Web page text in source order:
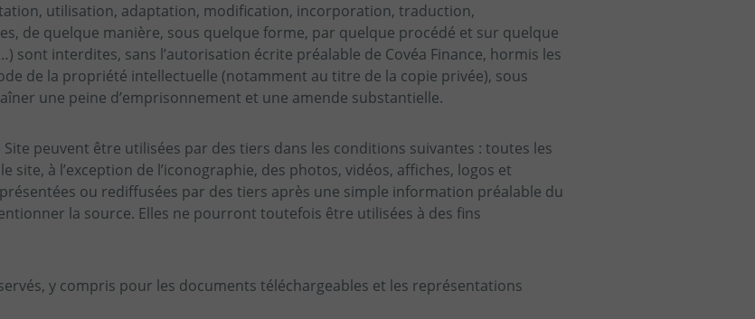
utilisation, adaptation, modification, incorporation, traduction,
de quelque manière, sous quelque forme, par quelque procédé et sur quelque
sont interdites, sans l’autorisation écrite préalable de Covéa Finance, hormis les
de la propriété intellectuelle (notamment au titre de la copie privée), sous
une peine d’emprisonnement et une amende substantielle.
peuvent être utilisées par des tiers dans les conditions suivantes : toutes les
à l’exception de l’iconographie, des photos, vidéos, affiches, logos et
ou rediffusées par des tiers après une simple information préalable du
la source. Elles ne pourront toutefois être utilisées à des fins
y compris pour les documents téléchargeables et les représentations